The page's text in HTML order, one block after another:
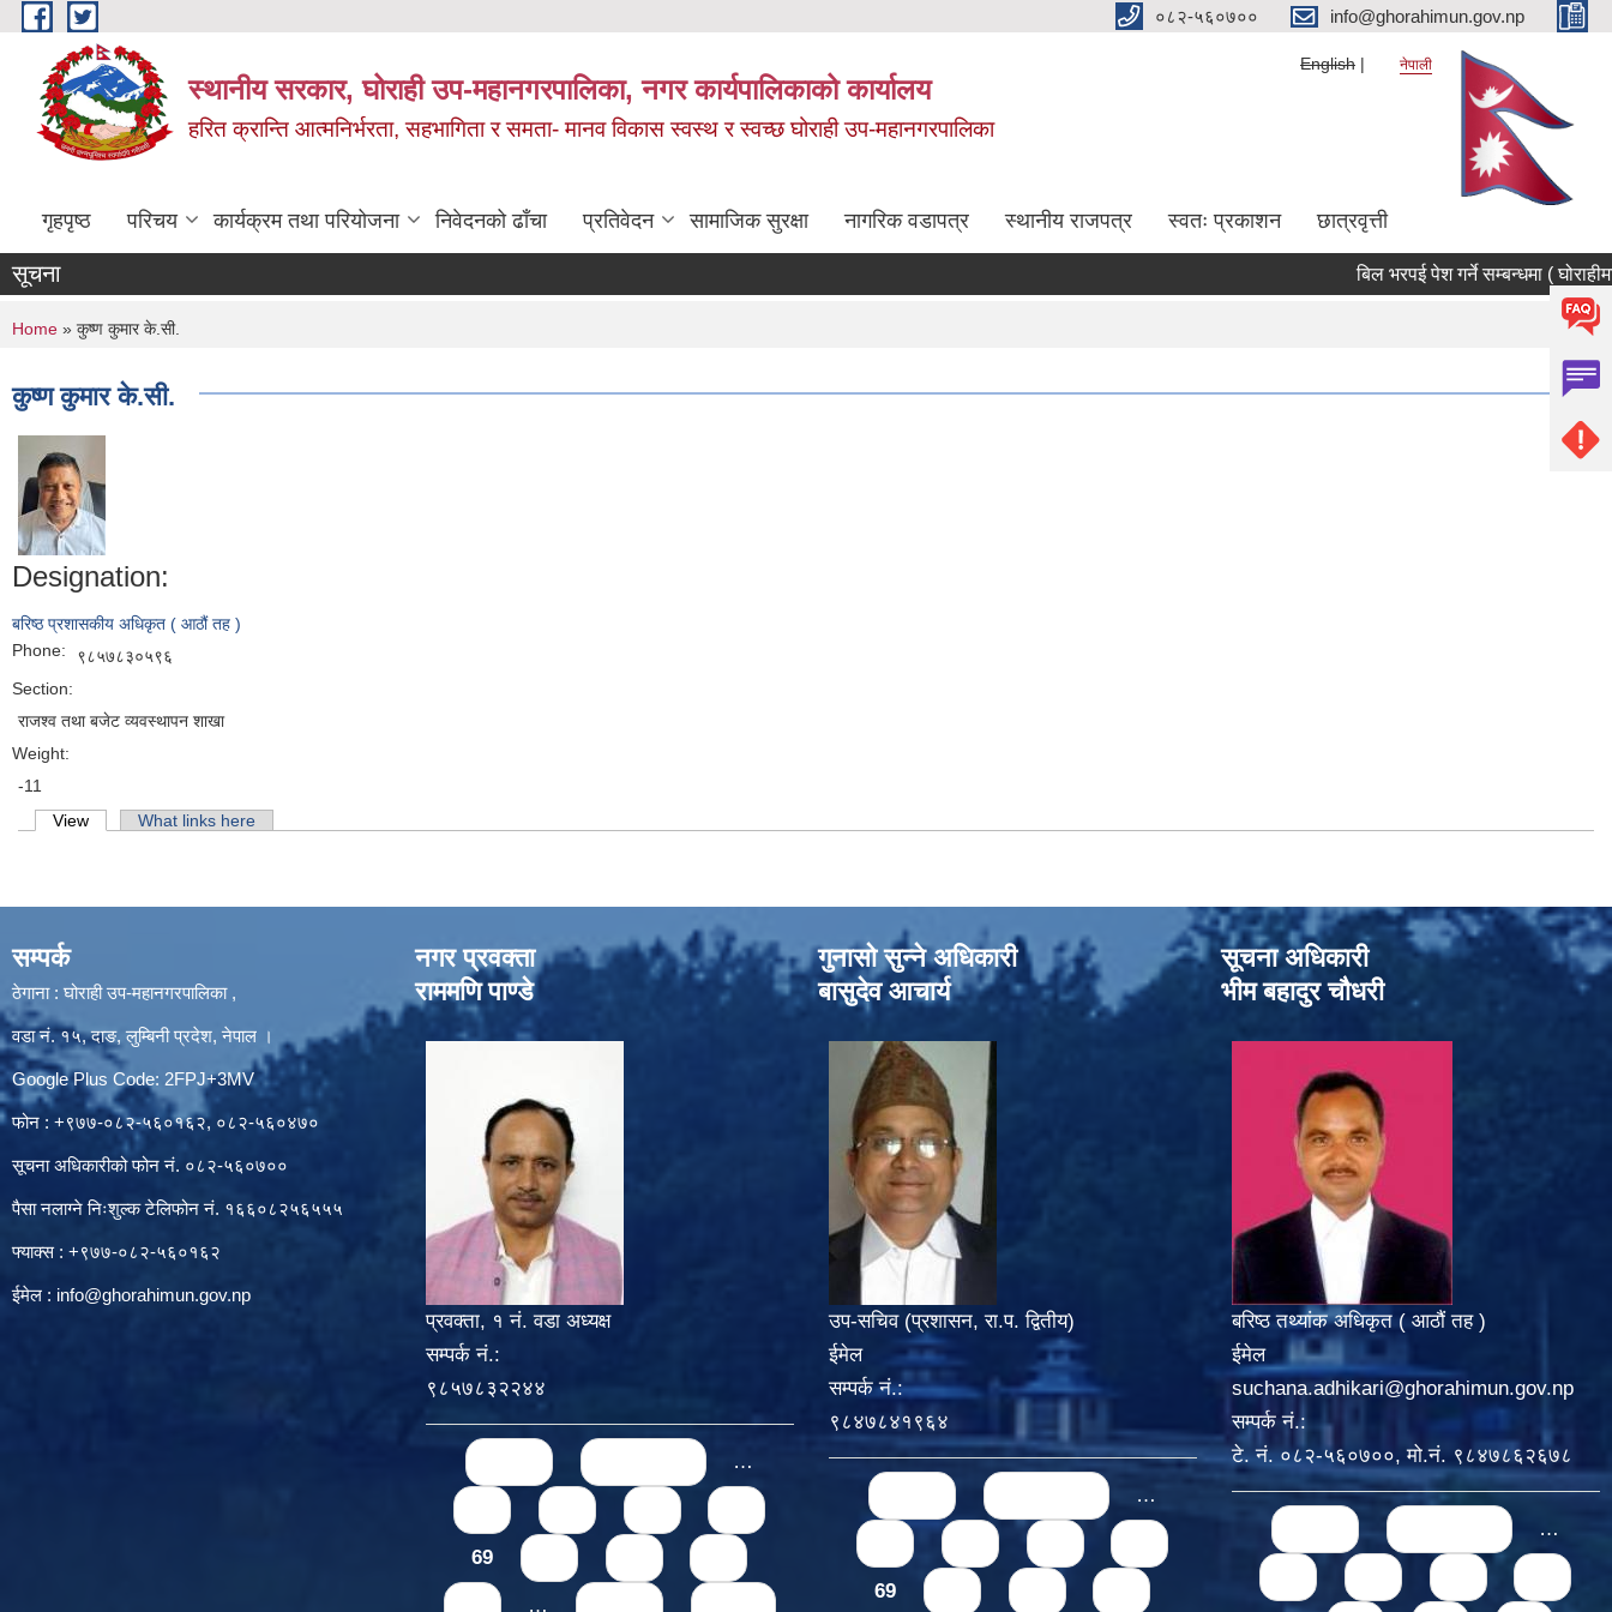
Skip to main content ०८२-५६०७०० info@ghorahimun.gov.np
स्थानीय सरकार, घोराही उप-महानगरपालिका, नगर कार्यपालिकाको कार्यालय
हरित क्रान्ति आत्मनिर्भरता, सहभागिता र समता- मानव विकास स्वस्थ र स्वच्छ घोराही उप-महानगरपालिका
English नेपाली
गृहपृष्ठ परिचय कार्यक्रम तथा परियोजना निवेदनको ढाँचा प्रतिवेदन सामाजिक सुरक्षा नागरिक वडापत्र स्थानीय राजपत्र स्वतः प्रकाशन छात्रवृत्ती
सूचना बिल भरपई पेश गर्ने सम्बन्धमा (
You are here
Home » कुष्ण कुमार के.सी.
कुष्ण कुमार के.सी.
Designation:
बरिष्ठ प्रशासकीय अधिकृत ( आठौं तह )
Phone:
९८५७८३०५९६
Section:
राजश्‍व तथा बजेट व्यवस्थापन शाखा
Weight:
-11
Primary tabs
View (active tab)What links here
सम्पर्क
ठेगाना : घोराही उप-महानगरपालिका ,
वडा नं. १५, दाङ, लुम्बिनी प्रदेश, नेपाल ।
Google Plus Code: 2FPJ+3MV
फोन : +९७७-०८२-५६०१६२, ०८२-५६०४७०
सूचना अधिकारीको फोन नं. ०८२-५६०७००
पैसा नलाग्ने निःशुल्क टेलिफोन नं. १६६०८२५६५५५
फ्याक्स : +९७७-०८२-५६०१६२
ईमेल : info@ghorahimun.gov.np
नगर प्रवक्ता
राममणि पाण्डे
प्रवक्ता, १ नं. वडा अध्यक्ष
सम्पर्क नं.:
९८५७८३२२४४
Pages …
69
…
गुनासो सुन्‍ने अधिकारी
बासुदेव आचार्य
उप-सचिव (प्रशासन, रा.प. द्वितीय)
ईमेल
सम्पर्क नं.:
९८४७८४१९६४
Pages …
69
सूचना अधिकारी
भीम बहादुर चौधरी
बरिष्ठ तथ्यांक अधिकृत ( आठौं तह )
ईमेल
suchana.adhikari@ghorahimun.gov.np
सम्पर्क नं.:
टे. नं. ०८२-५६०७००, मो.नं. ९८४७८६२६७८
Pages …